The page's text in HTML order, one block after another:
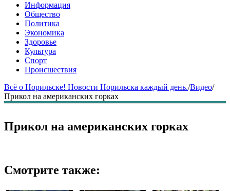
Информация
Общество
Политика
Экономика
Здоровье
Культура
Спорт
Происшествия
Всё о Норильске! Новости Норильска каждый день./Видео/
Прикол на американских горках
Прикол на американских горках
Смотрите также: